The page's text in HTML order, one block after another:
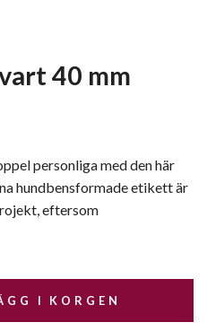
40 mm
personliga med den här
hundbensformade etikett är
eftersom
I KORGEN